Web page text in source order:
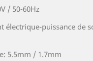
/ 50-60Hz
électrique-puissance de
5.5mm / 1.7mm